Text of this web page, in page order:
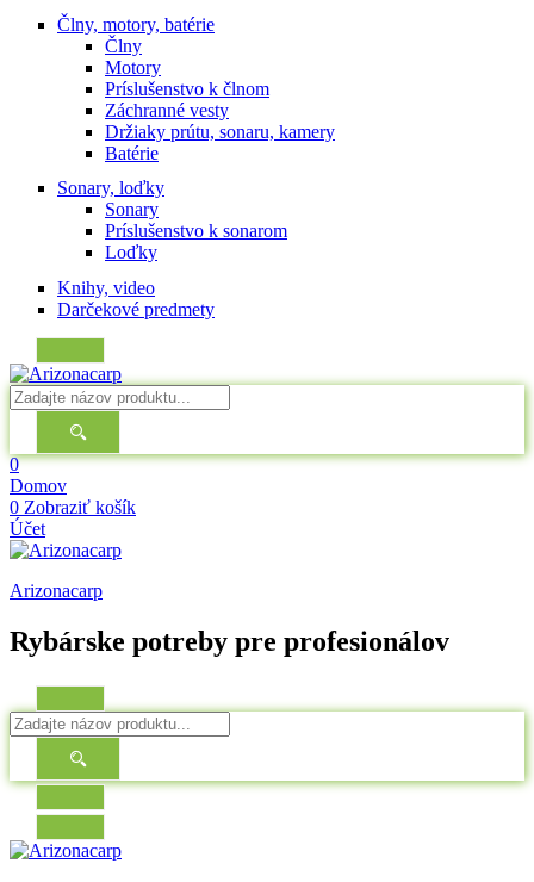
Člny, motory, batérie
Člny
Motory
Príslušenstvo k člnom
Záchranné vesty
Držiaky prútu, sonaru, kamery
Batérie
Sonary, loďky
Sonary
Príslušenstvo k sonarom
Loďky
Knihy, video
Darčekové predmety
0
Domov
0 Zobraziť košík
Účet
Arizonacarp
Rybárske potreby pre profesionálov